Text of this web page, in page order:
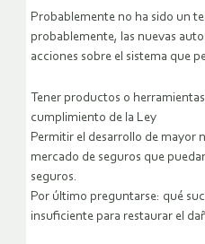
Probablemente no ha sido un
probablemente, las nuevas
acciones sobre el sistema que
Tener productos o
cumplimiento de la Ley
Permitir el desarrollo de mayor
mercado de seguros que
seguros.
Por último preguntarse: qué
insuficiente para restaurar el